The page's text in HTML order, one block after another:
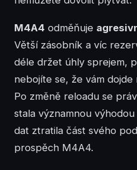
M4A4 odměňuje
Větší zásobník a víc
déle držet úhly sprejem,
nebojíte se, že vám
Po změně reloadu se
stala významnou
dat ztratila část svého
prospěch M4A4.